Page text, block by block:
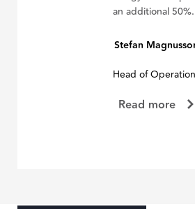
an additional
Stefan
Head of
Read more